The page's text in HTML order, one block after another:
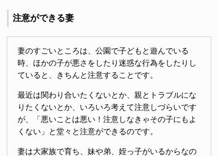
注意ができる妻
妻のすごいところは、公園で子どもと遊んでいる
時、ほかの子が悪さをしたり迷惑な行為をしたりし
ていると、きちんと注意することです。
最近は関わり合いたくないとか、親とトラブルにな
りたくないとか、いろいろ考えて注意しづらいです
が、「悪いことは悪い！注意しなきゃその子にもよ
くない」と堂々と注意ができるのです。
妻は大家族で育ち、妹や弟、姪っ子がいるからなの